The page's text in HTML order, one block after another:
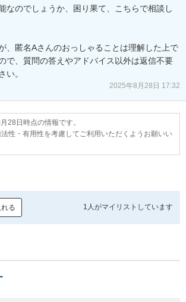
なのでしょうか、困り果て、こちらで相談し
、匿名Aさんのおっしゃることは理解した上で
で、質問の答えやアドバイス以外は返信不要
い。
2025年8月28日 17:32
28日時点の情報です。
性・有用性を考慮してご利用いただくようお願いい
る 1人がマイリストしています